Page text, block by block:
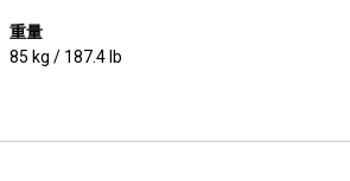
重量
85 kg / 187.4 lb